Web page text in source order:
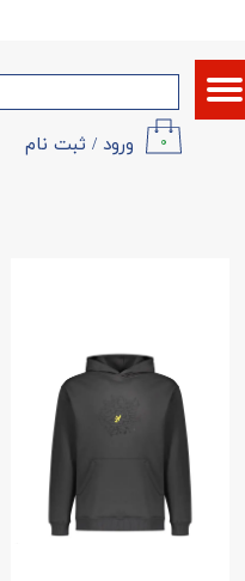
۰ ورود / ثبت نام
حساب کاربری من
تغییر گذر واژه
سفارشات